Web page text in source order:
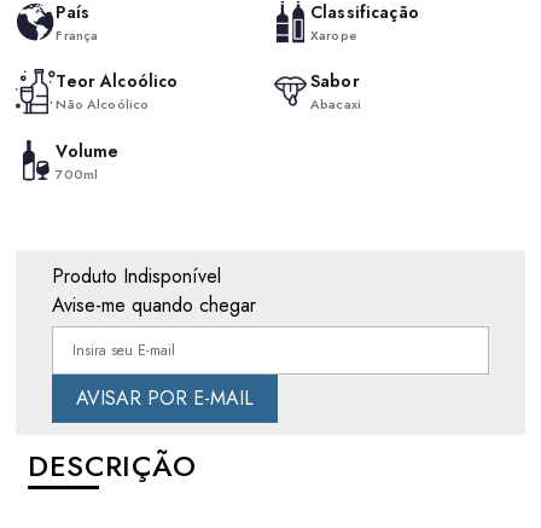
País
França
Classificação
Xarope
Teor Alcoólico
Não Alcoólico
Sabor
Abacaxi
Volume
700ml
Produto Indisponível
Avise-me quando chegar
DESCRIÇÃO